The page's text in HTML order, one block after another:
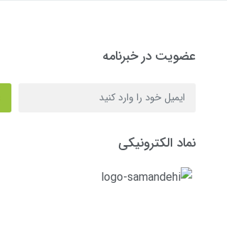
عضویت در خبرنامه
نماد الکترونیکی